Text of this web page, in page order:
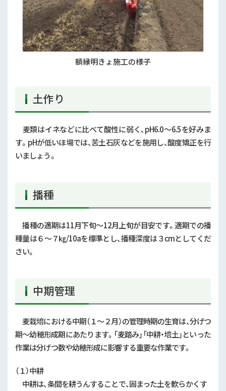
額縁明きょ施工の様子
土作り
麦類はイネなどに比べて酸性に弱く、pH6.0～6.5を好みま
す。 pHが低いほ場では、苦土石灰などを施用し、酸度矯正を行
いましょう。
播種
播種の適期は11月下旬～12月上旬が目安です。適期での播
種量は６～７㎏/10aを標準とし、播種深度は３cmとしてくだ
さい。
中期管理
麦栽培における中期（１～２月）の管理時期の生育は、分げつ
期～幼穂形成期にあたります。「麦踏み」「中耕・培土」といった
作業は分げつ数や幼穂形成に影響する重要な作業です。
（１）中耕
中耕は、条間を耕うんすることで、固まった土を軟らかくす